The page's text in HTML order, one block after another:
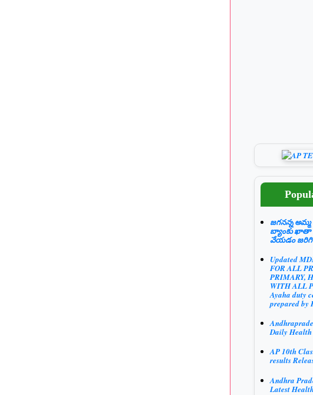
జగనన్న
బ్యాంకు ఖాతా
వేయడం
Updated
FOR ALL
PRIMARY,
WITH ALL
Ayaha duty
prepared by
Daily Health
AP 10th
results
Andhra
Latest